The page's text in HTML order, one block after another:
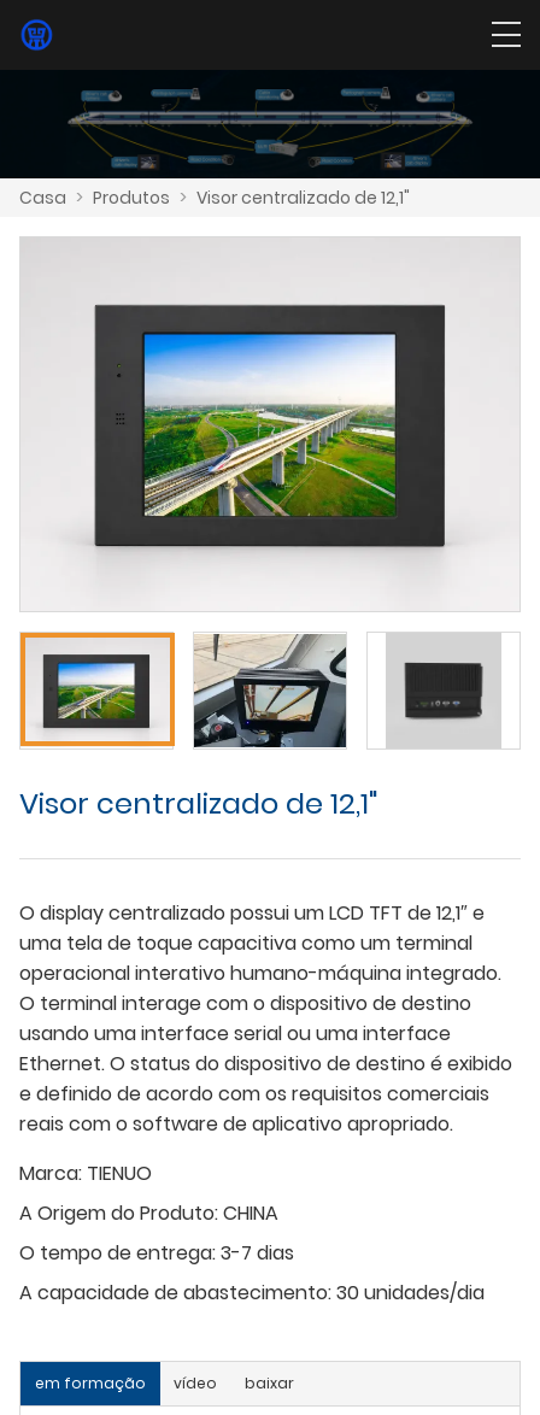
Casa > Produtos > Visor centralizado de 12,1"
Visor centralizado de 12,1"
O display centralizado possui um LCD TFT de 12,1″ e
uma tela de toque capacitiva como um terminal
operacional interativo humano-máquina integrado.
O terminal interage com o dispositivo de destino
usando uma interface serial ou uma interface
Ethernet. O status do dispositivo de destino é exibido
e definido de acordo com os requisitos comerciais
reais com o software de aplicativo apropriado.
Marca: TIENUO
A Origem do Produto:CHINA
O tempo de entrega:3-7 dias
A capacidade de abastecimento:30 unidades/dia
em formação vídeo baixar